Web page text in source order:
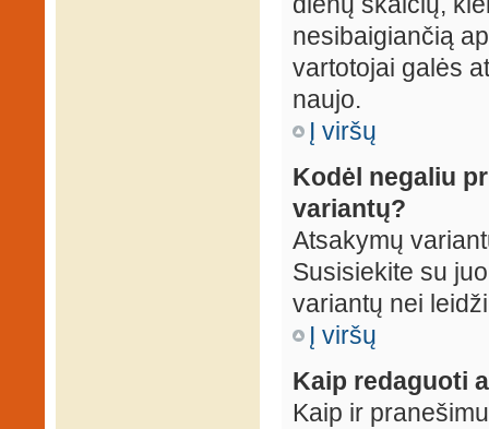
nesibaigiančią
vartotojai galės
naujo.
Į viršų
Kodėl negaliu
variantų?
Atsakymų
Susisiekite su
variantų nei
Į viršų
Kaip redaguoti
Kaip ir